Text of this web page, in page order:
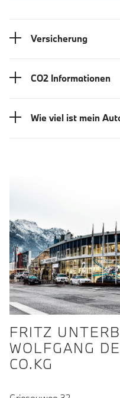
Versicherung
CO2 Informationen
Wie viel ist mein
FRITZ
WOLFGANG
CO.KG